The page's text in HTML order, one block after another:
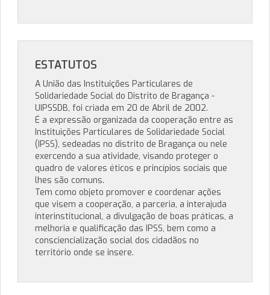
ESTATUTOS
A União das Instituições Particulares de
Solidariedade Social do Distrito de Bragança -
UIPSSDB, foi criada em 20 de Abril de 2002.
É a expressão organizada da cooperação entre as
Instituições Particulares de Solidariedade Social
(IPSS), sedeadas no distrito de Bragança ou nele
exercendo a sua atividade, visando proteger o
quadro de valores éticos e princípios sociais que
lhes são comuns.
Tem como objeto promover e coordenar ações
que visem a cooperação, a parceria, a interajuda
interinstitucional, a divulgação de boas práticas, a
melhoria e qualificação das IPSS, bem como a
consciencialização social dos cidadãos no
território onde se insere.